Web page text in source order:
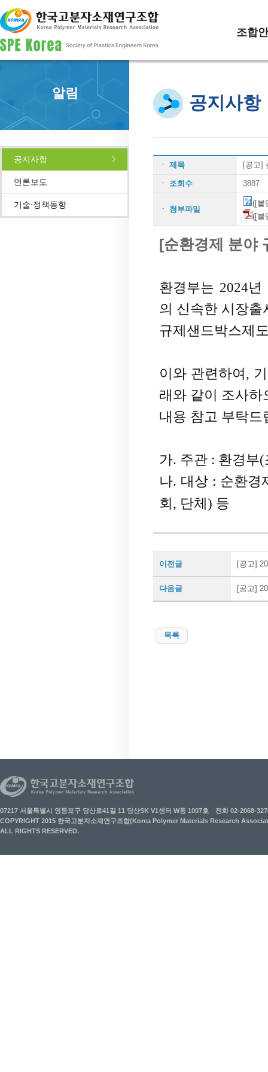
조합
알림
공지사항
언론보도
기술⋅정책동향
공지사항
ㆍ 제목 [공고]
ㆍ 조회수 3887
ㆍ 첨부파일
([붙
([불
[순환경제 분야
환경부는 2024
의 신속한 시장
규제샌드박스제
이와 관련하여,
래와 같이 조사
내용 참고 부탁
가. 주관 : 환경부
나. 대상 : 순환경
회, 단체) 등
이전글 [공고]
다음글 [공고]
목록
07217 서울특별시 영등포구 당산로41길 11 당산SK V1센터 W동 1007호
전화 02-2068-
COPYRIGHT 2015 한국고분자소재연구조합(Korea Polymer Materials Research
ALL RIGHTS RESERVED.